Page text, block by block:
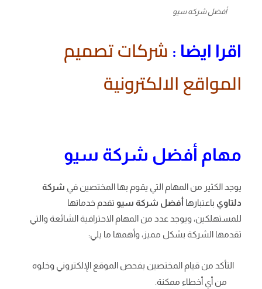
أفضل شركه سيو
اقرا ايضا : شركات تصميم
المواقع الالكترونية
مهام أفضل شركة سيو
يوجد الكثير من المهام التي يقوم بها المختصين في شركة
دلتاوي باعتبارها أفضل شركة سيو تقدم خدماتها
للمستهلكين، ويوجد عدد من المهام الاحترافية الشائعة والتي
تقدمها الشركة بشكل مميز، وأهمها ما يلي:
التأكد من قيام المختصين بفحص الموقع الإلكتروني وخلوه
من أي أخطاء ممكنة.